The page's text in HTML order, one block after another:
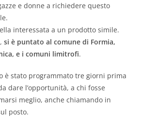
e donne a richiedere questo
interessata a un prodotto simile.
si è puntato al comune di Formia,
e i comuni limitrofi.
è stato programmato tre giorni prima
dare l’opportunità, a chi fosse
meglio, anche chiamando in
posto.